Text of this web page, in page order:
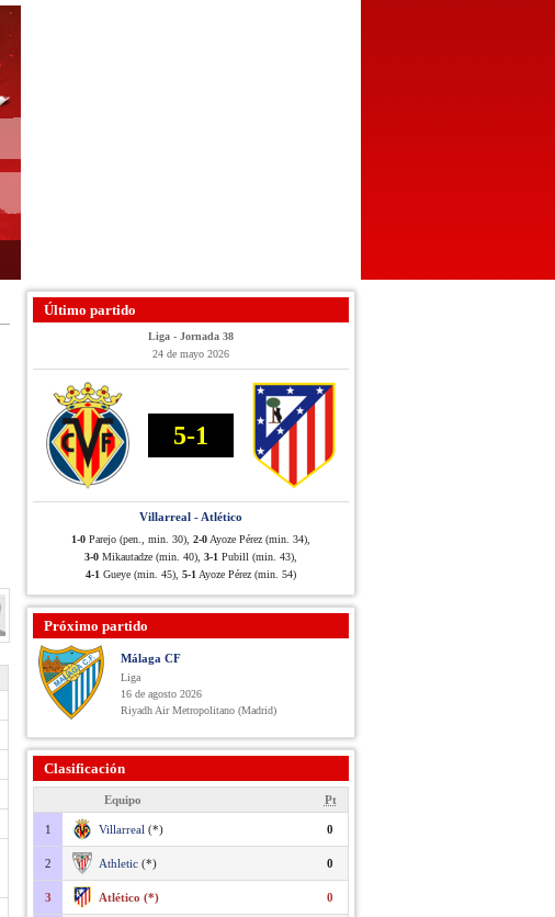
Último partido
Liga - Jornada 38
24 de mayo 2026
5-1
Villarreal - Atlético
1-0 Parejo (pen., min. 30), 2-0 Ayoze Pérez (min. 34),
3-0 Mikautadze (min. 40), 3-1 Pubill (min. 43),
4-1 Gueye (min. 45), 5-1 Ayoze Pérez (min. 54)
Próximo partido
Málaga CF
Liga
16 de agosto 2026
Riyadh Air Metropolitano (Madrid)
Clasificación
Equipo Pt
1 Villarreal (*) 0
2 Athletic (*) 0
3 Atlético (*) 0